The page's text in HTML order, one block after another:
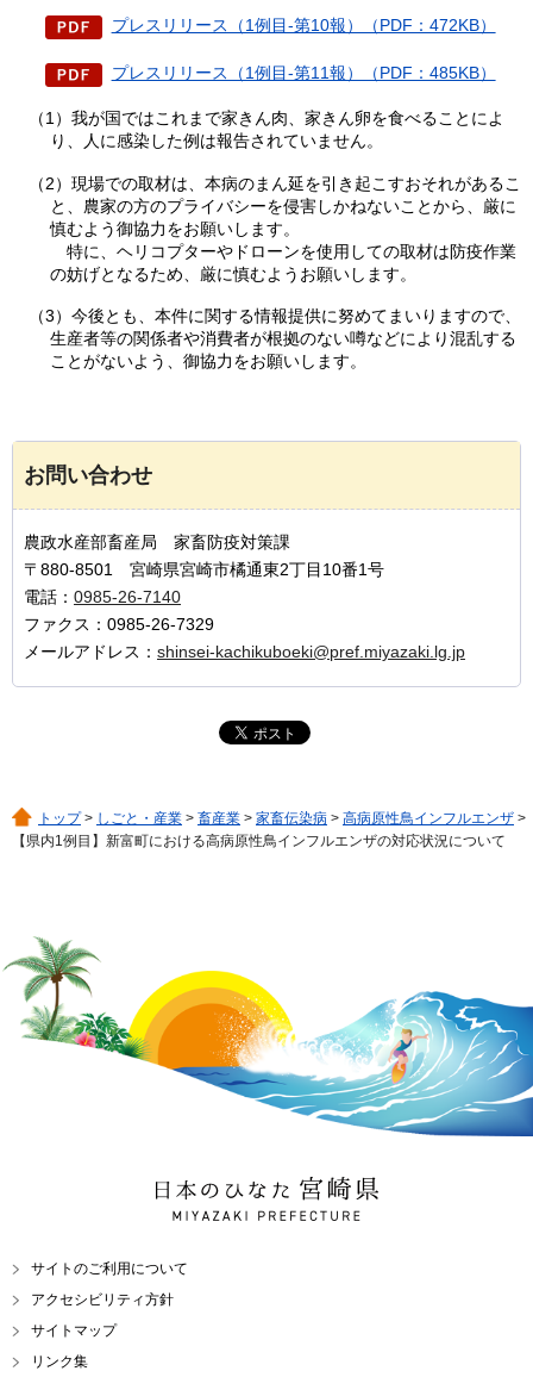
プレスリリース（1例目-第10報）（PDF：472KB）
プレスリリース（1例目-第11報）（PDF：485KB）
（1）我が国ではこれまで家きん肉、家きん卵を食べることによ
り、人に感染した例は報告されていません。
（2）現場での取材は、本病のまん延を引き起こすおそれがあるこ
と、農家の方のプライバシーを侵害しかねないことから、厳に
慎むよう御協力をお願いします。
特に
、ヘリコプターやドローンを使用しての取材は防疫作業
の妨げとなるため、厳に慎むようお願いします。
（3）今後とも、本件に関する情報提供に努めてまいりますので、
生産者等の関係者や消費者が根拠のない噂などにより混乱する
ことがないよう、御協力をお願いします。
お問い合わせ
農政水産部畜産局 家畜防疫対策課
〒880-8501 宮崎県宮崎市橘通東2丁目10番1号
電話： 0985-26-7140
ファクス：0985-26-7329
メールアドレス： shinsei-kachikuboeki@pref.miyazaki.lg.jp
トップ> しごと・産業 > 畜産業 > 家畜伝染病 > 高病原性鳥インフルエンザ >
【県内1例目】新富町における高病原性鳥インフルエンザの対応状況について
日本のひなた 宮崎県
MIYAZAKI PREFECTURE
サイトのご利用について
アクセシビリティ方針
サイトマップ
リンク集